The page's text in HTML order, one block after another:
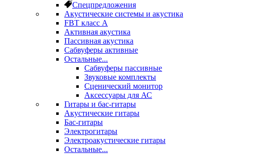
Спецпредложения
Акустические системы и акустика
FBT класс А
Активная акустика
Пассивная акустика
Сабвуферы активные
Остальные...
Сабвуферы пассивные
Звуковые комплекты
Сценический монитор
Аксессуары для АС
Гитары и бас-гитары
Акустические гитары
Бас-гитары
Электрогитары
Электроакустические гитары
Остальные...